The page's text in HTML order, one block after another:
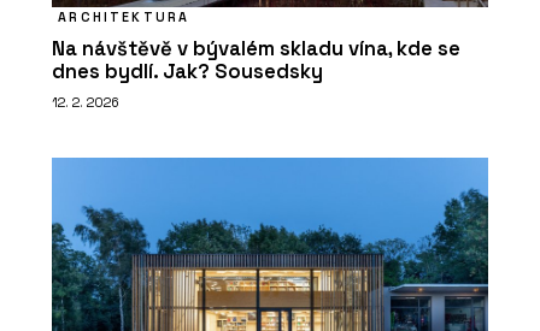
ARCHITEKTURA
Na návštěvě v bývalém skladu vína, kde se
dnes bydlí. Jak? Sousedsky
12. 2. 2026